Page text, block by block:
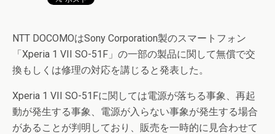
NTT DOCOMOはSony Corporation製のスマートフォン
「Xperia 1 VII SO-51F」の一部の製品に関して無償で交
換もしくは修理の対応を講じると発表した。
Xperia 1 VII SO-51Fに関しては電源が落ちる事象、再起
動が発生する事象、電源が入らない事象が発生する場合
があることが判明しており、販売を一時的に見合わせて